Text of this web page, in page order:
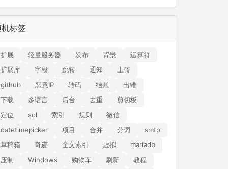
标签
扩展 轻量服务器 发布 背景
运算符
扩展库
字段 跳转 通知
上传
github
恶意IP 转码 结账
出错
下载
多语言 后台 去重
剪切板
定位
sql 索引 规则
微信
datetimepicker
项目 合并 分词
smtp
草稿箱
奇迹 全文索引 虚拟
mariadb
压制
Windows 购物车 刷新 教程